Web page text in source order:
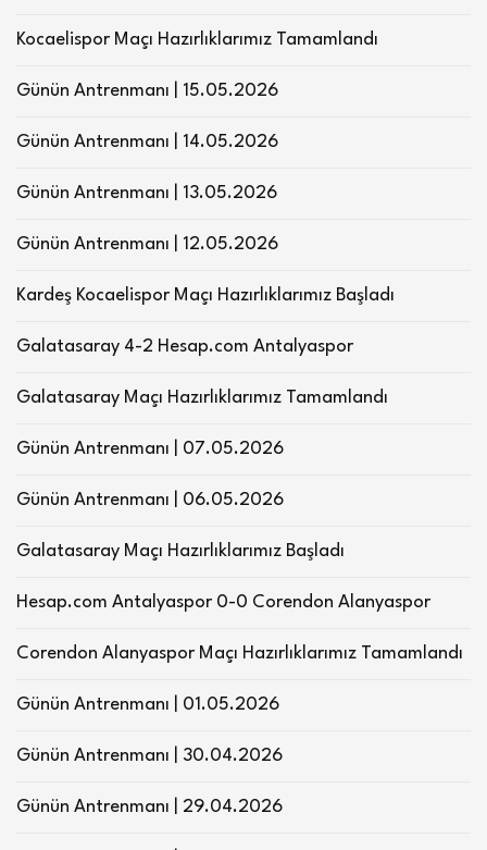
Kocaelispor Maçı Hazırlıklarımız Tamamlandı
Günün Antrenmanı | 15.05.2026
Günün Antrenmanı | 14.05.2026
Günün Antrenmanı | 13.05.2026
Günün Antrenmanı | 12.05.2026
Kardeş Kocaelispor Maçı Hazırlıklarımız Başladı
Galatasaray 4-2 Hesap.com Antalyaspor
Galatasaray Maçı Hazırlıklarımız Tamamlandı
Günün Antrenmanı | 07.05.2026
Günün Antrenmanı | 06.05.2026
Galatasaray Maçı Hazırlıklarımız Başladı
Hesap.com Antalyaspor 0-0 Corendon Alanyaspor
Corendon Alanyaspor Maçı Hazırlıklarımız Tamamlandı
Günün Antrenmanı | 01.05.2026
Günün Antrenmanı | 30.04.2026
Günün Antrenmanı | 29.04.2026